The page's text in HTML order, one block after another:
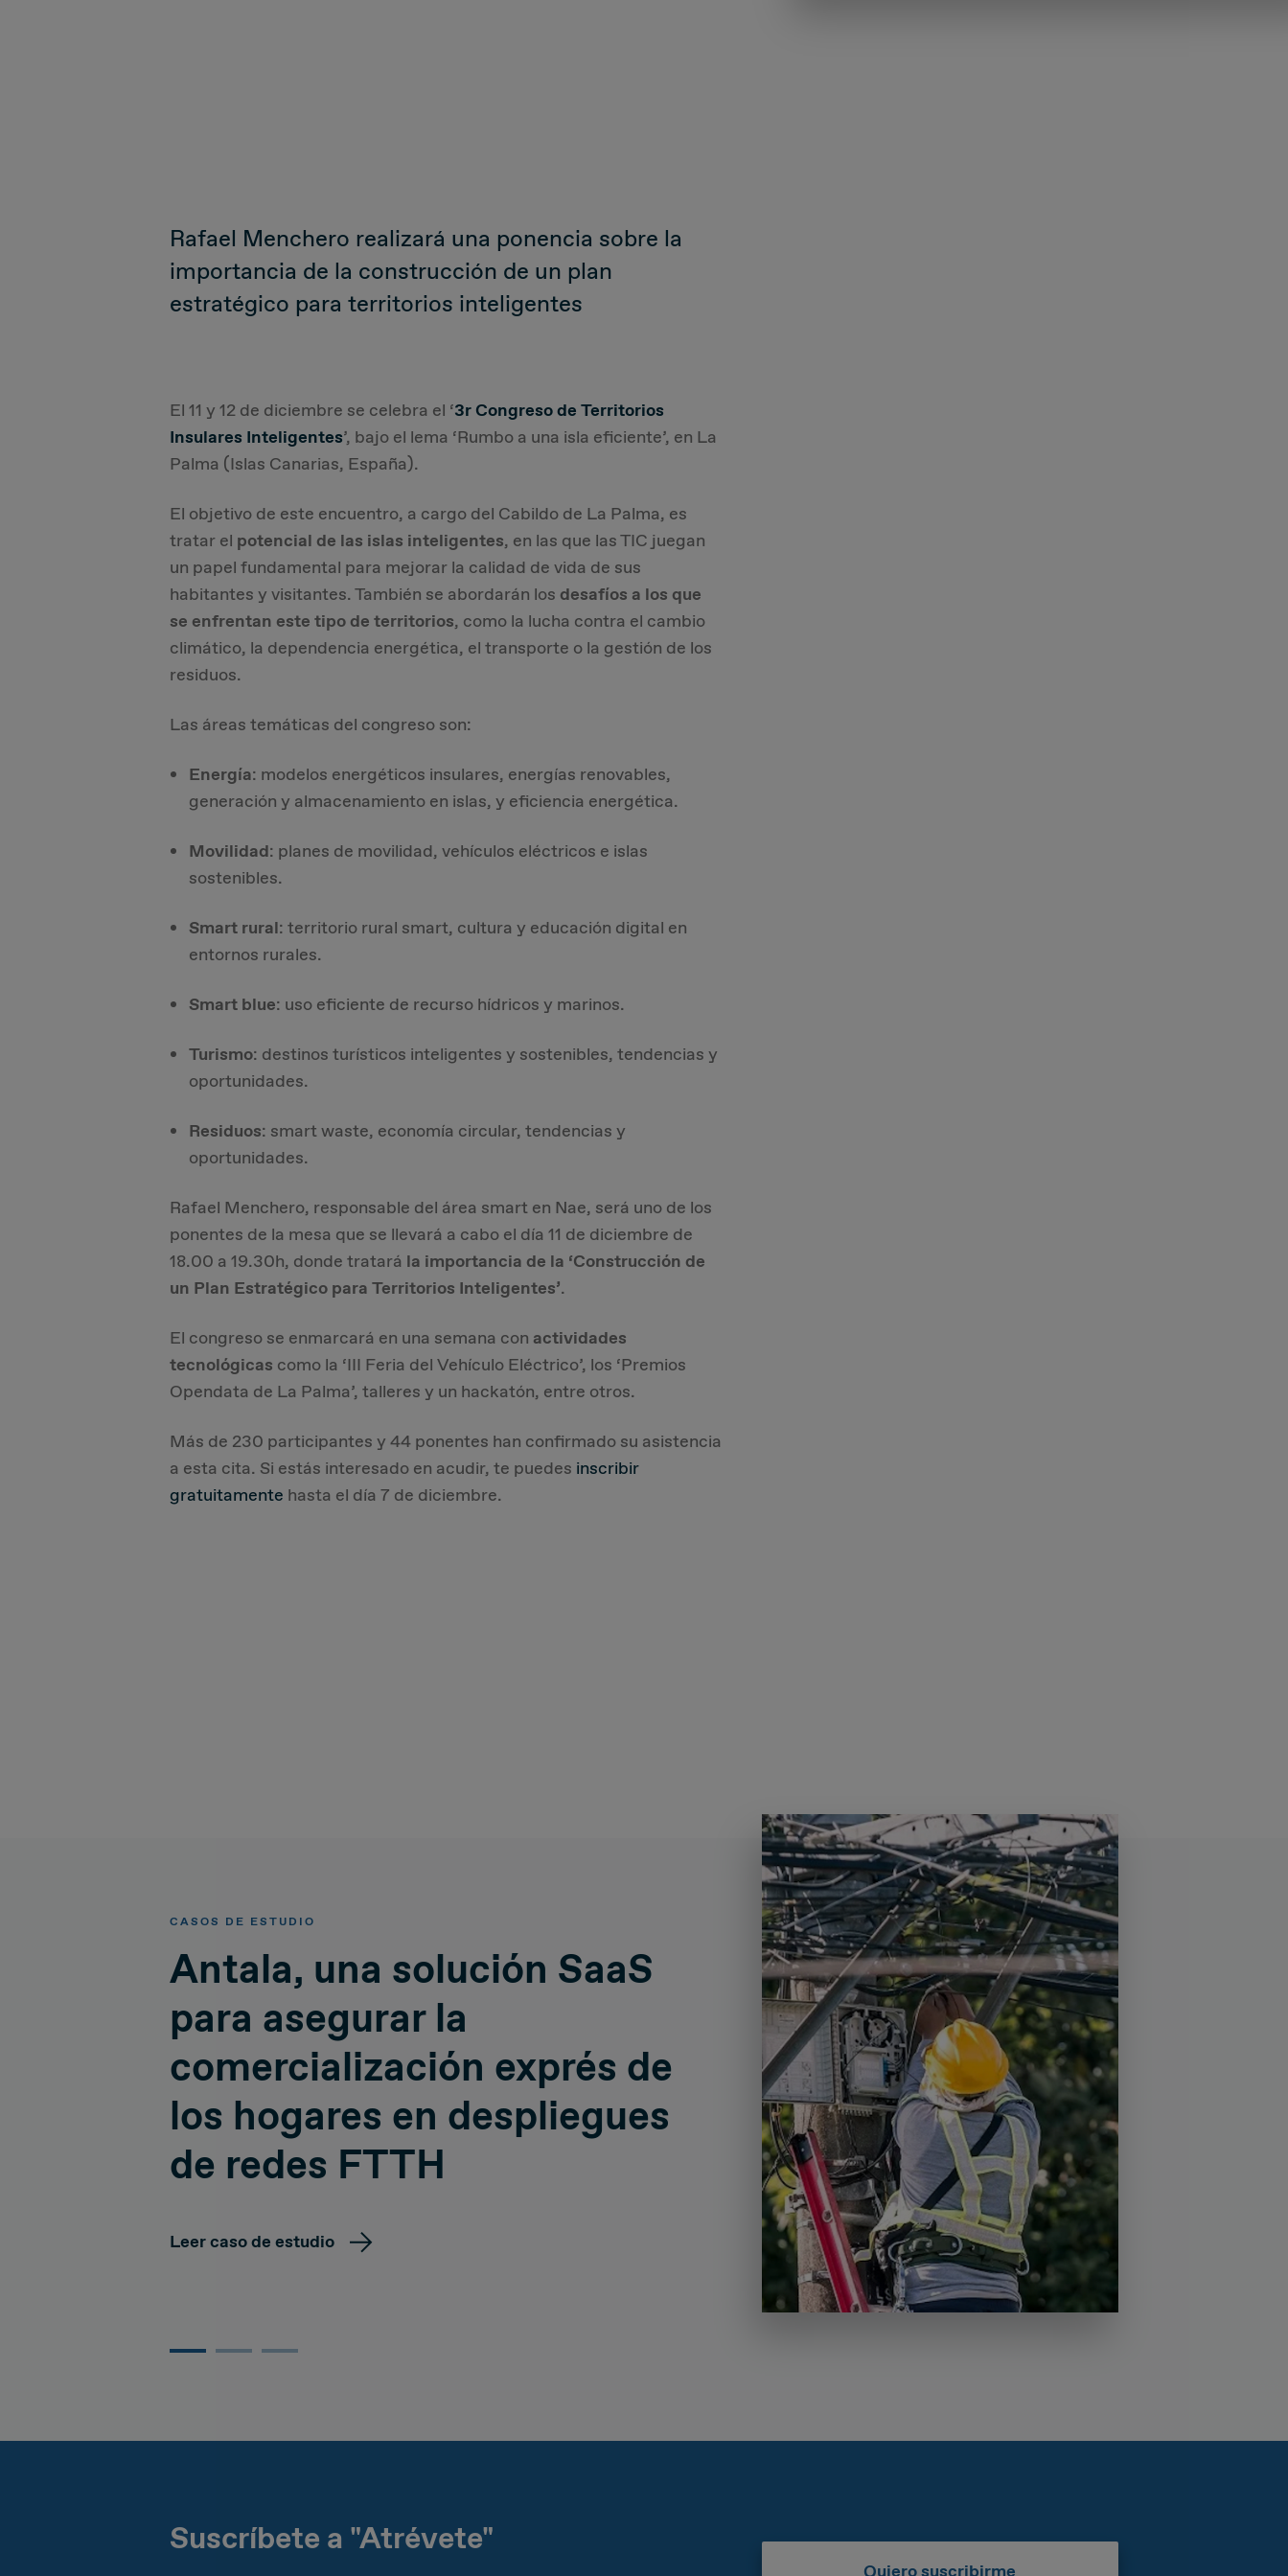
Rafael Menchero realizará una ponencia sobre la
importancia de la construcción de un plan
estratégico para territorios inteligentes
El 11 y 12 de diciembre se celebra el ‘3r Congreso de Territorios
Insulares Inteligentes’, bajo el lema ‘Rumbo a una isla eficiente’, en La
Palma (Islas Canarias, España).
El objetivo de este encuentro, a cargo del Cabildo de La Palma, es
tratar el potencial de las islas inteligentes, en las que las TIC juegan
un papel fundamental para mejorar la calidad de vida de sus
habitantes y visitantes. También se abordarán los desafíos a los que
se enfrentan este tipo de territorios, como la lucha contra el cambio
climático, la dependencia energética, el transporte o la gestión de los
residuos.
Las áreas temáticas del congreso son:
Energía: modelos energéticos insulares, energías renovables,
generación y almacenamiento en islas, y eficiencia energética.
Movilidad: planes de movilidad, vehículos eléctricos e islas
sostenibles.
Smart rural: territorio rural smart, cultura y educación digital en
entornos rurales.
Smart blue: uso eficiente de recurso hídricos y marinos.
Turismo: destinos turísticos inteligentes y sostenibles, tendencias y
oportunidades.
Residuos: smart waste, economía circular, tendencias y
oportunidades.
Rafael Menchero, responsable del área smart en Nae, será uno de los
ponentes de la mesa que se llevará a cabo el día 11 de diciembre de
18.00 a 19.30h, donde tratará la importancia de la ‘Construcción de
un Plan Estratégico para Territorios Inteligentes’.
El congreso se enmarcará en una semana con actividades
tecnológicas como la ‘III Feria del Vehículo Eléctrico’, los ‘Premios
Opendata de La Palma’, talleres y un hackatón, entre otros.
Más de 230 participantes y 44 ponentes han confirmado su asistencia
a esta cita. Si estás interesado en acudir, te puedes inscribir
gratuitamente hasta el día 7 de diciembre.
CASOS DE ESTUDIO
Antala, una solución SaaS
para asegurar la
comercialización exprés de
los hogares en despliegues
de redes FTTH
Leer caso de estudio
Suscríbete a "Atrévete"